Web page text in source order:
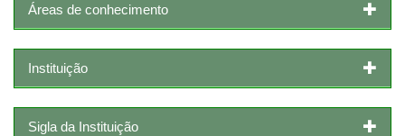
Áreas de conhecimento
Instituição
Sigla da Instituição